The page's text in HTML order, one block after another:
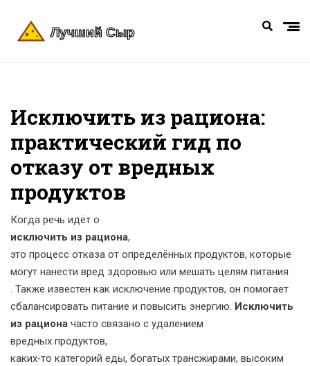
Исключить из рациона:
практический гид по
отказу от вредных
продуктов
Когда речь идёт о
исключить из рациона,
это процесс отказа от определённых продуктов, которые
могут нанести вред здоровью или мешать целям питания
. Также известен как исключение продуктов, он помогает
сбалансировать питание и повысить энергию. Исключить
из рациона часто связано с удалением
вредных продуктов,
каких‑то категорий еды, богатых трансжирами, высоким